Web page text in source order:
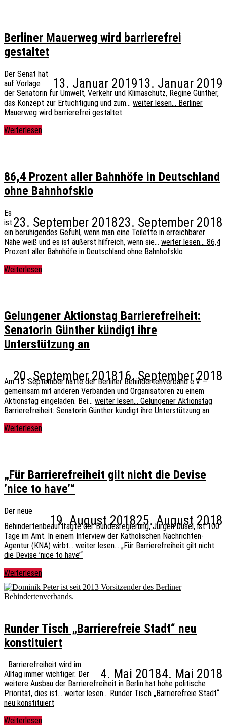
Berliner Mauerweg wird barrierefrei
gestaltet
13. Januar 2019
13. Januar 2019
Der Senat hat
auf Vorlage
der Senatorin für Umwelt, Verkehr und Klimaschutz, Regine Günther,
das Konzept zur Ertüchtigung und zum… weiter lesen… Berliner
Mauerweg wird barrierefrei gestaltet
Weiterlesen
86,4 Prozent aller Bahnhöfe in Deutschland
ohne Bahnhofsklo
23. September 2018
23. September 2018
Es
ist
ein beruhigendes Gefühl, wenn man eine Toilette in erreichbarer
Nähe weiß und es ist äußerst hilfreich, wenn sie… weiter lesen… 86,4
Prozent aller Bahnhöfe in Deutschland ohne Bahnhofsklo
Weiterlesen
Gelungener Aktionstag Barrierefreiheit:
Senatorin Günther kündigt ihre
Unterstützung an
16. September 2018
20. September 2018
Am 15. September hatte der Berliner Behindertenverband e.V. –
gemeinsam mit anderen Verbänden und Organisatoren zu einem
Aktionstag eingeladen. Bei… weiter lesen… Gelungener Aktionstag
Barrierefreiheit: Senatorin Günther kündigt ihre Unterstützung an
Weiterlesen
„Für Barrierefreiheit gilt nicht die Devise
’nice to have’“
25. August 2018
19. August 2018
Der neue
Behindertenbeauftragte der Bundesregierung, Jürgen Dusel, ist 100
Tage im Amt. In einem Interview der Katholischen Nachrichten-
Agentur (KNA) wirbt… weiter lesen… „Für Barrierefreiheit gilt nicht
die Devise ’nice to have’“
Weiterlesen
Runder Tisch „Barrierefreie Stadt“ neu
konstituiert
4. Mai 2018
4. Mai 2018
Barrierefreiheit wird im
Alltag immer wichtiger. Der
weitere Ausbau der Barrierefreiheit in Berlin hat hohe politische
Priorität, dies ist… weiter lesen… Runder Tisch „Barrierefreie Stadt“
neu konstituiert
Weiterlesen